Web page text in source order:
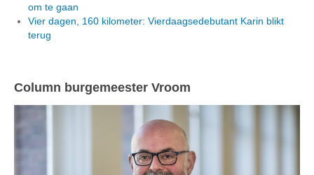
om te gaan
Vier dagen, 160 kilometer: Vierdaagsedebutant Karin blikt
terug
Column burgemeester Vroom